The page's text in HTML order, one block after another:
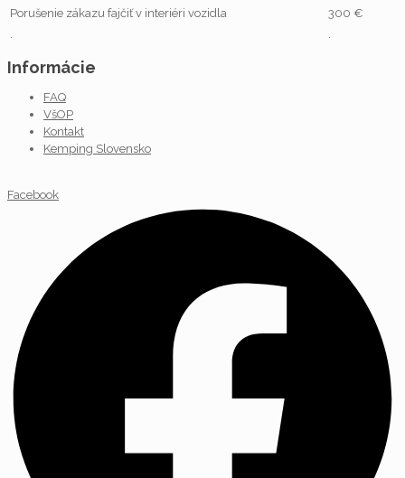
Porušenie zákazu fajčiť v interiéri vozidla
300 €
Informácie
FAQ
VšOP
Kontakt
Kemping Slovensko
Facebook